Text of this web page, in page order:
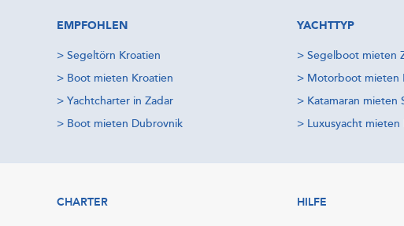
EMPFOHLEN
> Segeltörn Kroatien
> Boot mieten Kroatien
> Yachtcharter in Zadar
> Boot mieten Dubrovnik
YACHTTYP
> Segelboot mieten
> Motorboot mieten
> Katamaran mieten
> Luxusyacht mieten
CHARTER HILFE